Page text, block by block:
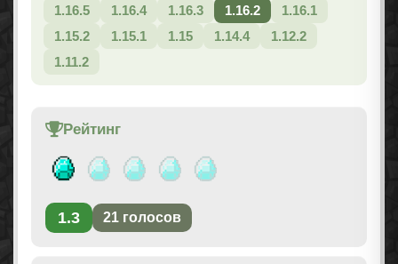
1.16.5
1.16.4 1.16.3 1.16.2
1.16.1
1.15.2
1.15.1 1.15 1.14.4
1.12.2
1.11.2
Рейтинг
1.3 21 голосов